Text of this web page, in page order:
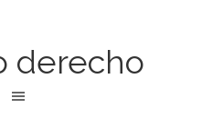
derecho